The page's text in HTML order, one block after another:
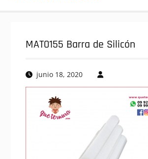
MAT0155 Barra de Silicón
junio 18, 2020